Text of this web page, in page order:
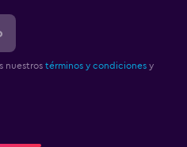
nuestros términos y condiciones y